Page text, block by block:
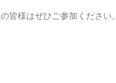
皆様はぜひご参加ください。